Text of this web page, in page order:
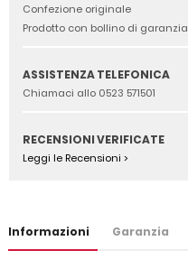
Confezione originale
Prodotto con bollino di garanzia
ASSISTENZA TELEFONICA
Chiamaci allo 0523 571501
RECENSIONI VERIFICATE
Leggi le Recensioni >
Informazioni Garanzia